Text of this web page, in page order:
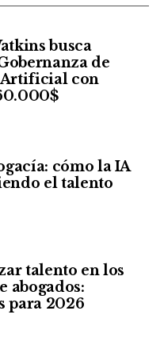
busca
de
con
cómo la IA
el talento
talento en los
abogados:
para 2026